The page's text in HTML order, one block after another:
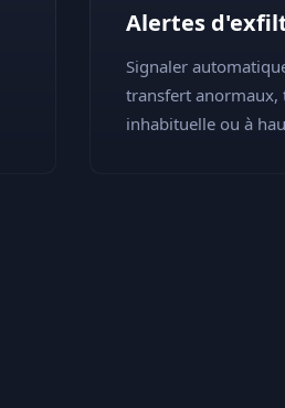
Alertes
Signaler
transfert anormaux,
inhabituelle ou à